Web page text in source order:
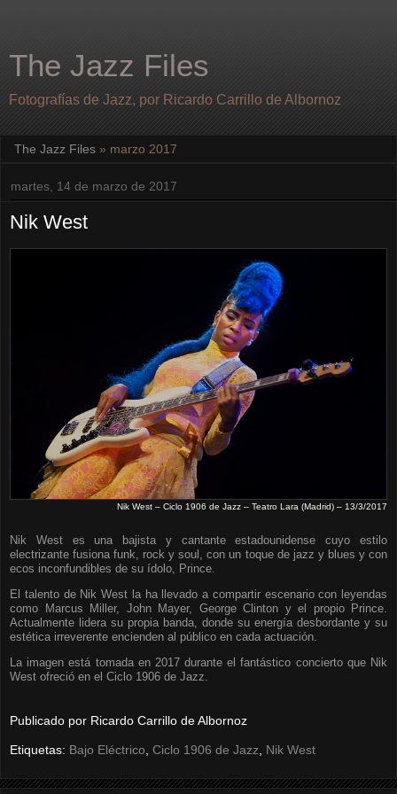
The Jazz Files
Fotografías de Jazz, por Ricardo Carrillo de Albornoz
The Jazz Files » marzo 2017
martes, 14 de marzo de 2017
Nik West
Nik West – Ciclo 1906 de Jazz – Teatro Lara (Madrid) – 13/3/2017
Nik West es una bajista y cantante estadounidense cuyo estilo
electrizante fusiona funk, rock y soul, con un toque de jazz y blues y con
ecos inconfundibles de su ídolo, Prince.
El talento de Nik West la ha llevado a compartir escenario con leyendas
como Marcus Miller, John Mayer, George Clinton y el propio Prince.
Actualmente lidera su propia banda, donde su energía desbordante y su
estética irreverente encienden al público en cada actuación.
La imagen está tomada en 2017 durante el fantástico concierto que Nik
West ofreció en el Ciclo 1906 de Jazz.
Publicado por Ricardo Carrillo de Albornoz
Etiquetas: Bajo Eléctrico Ciclo 1906 de Jazz Nik West